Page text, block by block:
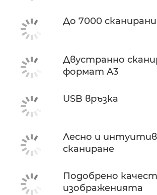
До 7000
Двустранно
формат A3
USB връзка
Лесно и
сканиране
Подобрено
изображенията